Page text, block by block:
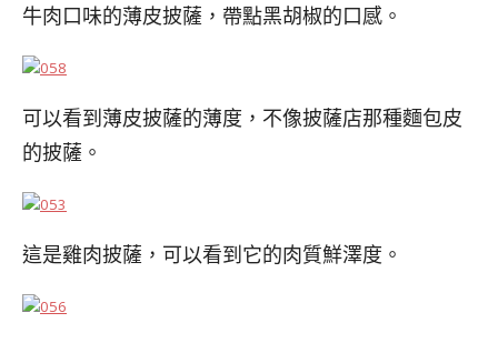
牛肉口味的薄皮披薩，帶點黑胡椒的口感。
可以看到薄皮披薩的薄度，不像披薩店那種麵包皮
的披薩。
這是雞肉披薩，可以看到它的肉質鮮澤度。